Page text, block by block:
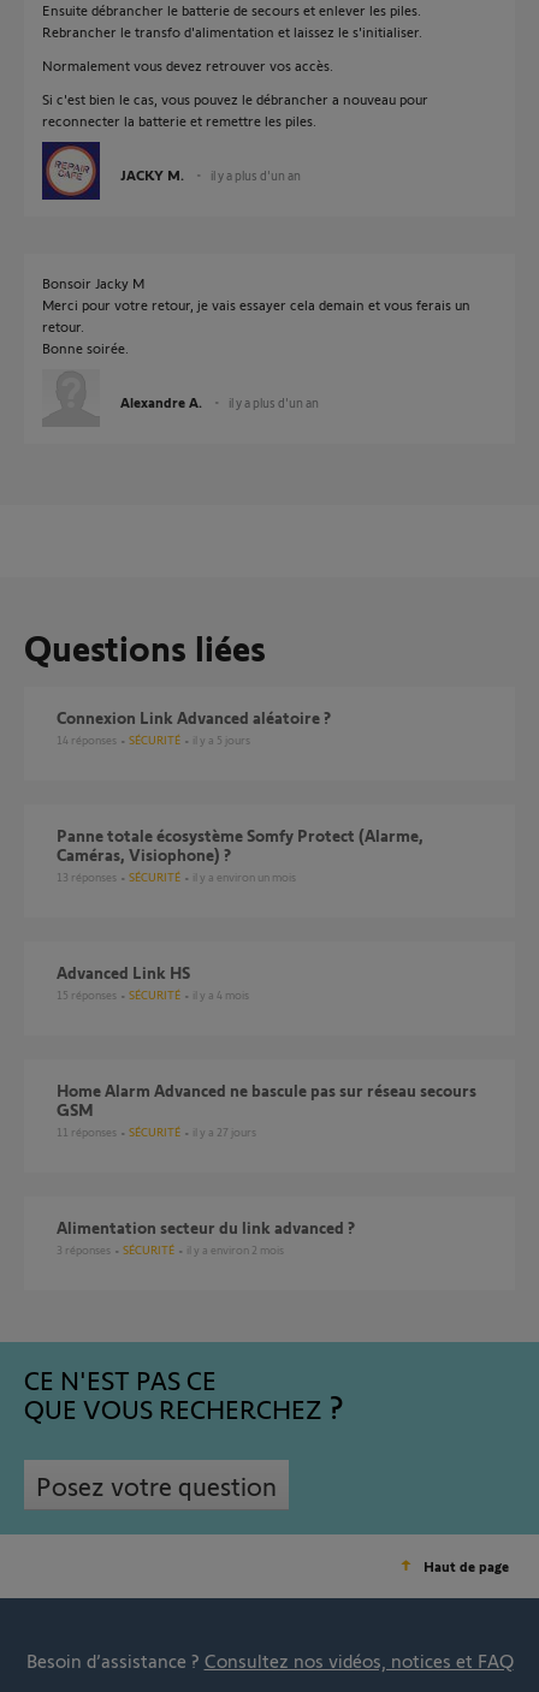
Ensuite débrancher le batterie de secours et enlever les piles.
Rebrancher le transfo d'alimentation et laissez le s'initialiser.
Normalement vous devez retrouver vos accès.
Si c'est bien le cas, vous pouvez le débrancher a nouveau pour
reconnecter la batterie et remettre les piles.
JACKY M. il y a plus d'un an
Bonsoir Jacky M
Merci pour votre retour, je vais essayer cela demain et vous ferais un
retour.
Bonne soirée.
Alexandre A. il y a plus d'un an
Questions liées
Connexion Link Advanced aléatoire ?
14 réponses SÉCURITÉ il y a 5 jours
Panne totale écosystème Somfy Protect (Alarme,
Caméras, Visiophone) ?
13 réponses SÉCURITÉ il y a environ un mois
Advanced Link HS
15 réponses SÉCURITÉ il y a 4 mois
Home Alarm Advanced ne bascule pas sur réseau secours
GSM
11 réponses SÉCURITÉ il y a 27 jours
Alimentation secteur du link advanced ?
3 réponses SÉCURITÉ il y a environ 2 mois
CE N'EST PAS CE
QUE VOUS RECHERCHEZ
Posez votre question
Haut de page
Besoin d’assistance ? Consultez nos vidéos, notices et FAQ